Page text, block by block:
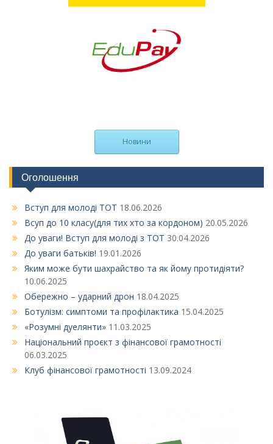
Новини
Оголошення
Вступ для молоді ТОТ 18.06.2026
Всуп до 10 класу(для тих хто за кордоном) 20.05.2026
До уваги! Вступ для молоді з ТОТ 30.04.2026
До уваги батьків! 19.01.2026
Яким може бути шахрайство та як йому протидіяти?
10.06.2025
Обережно – ударний дрон 18.04.2025
Ботулізм: симптоми та профілактика 15.04.2025
«Розумні дуелянти» 11.03.2025
Національний проєкт з фінансової грамотності
06.03.2025
Клуб фінансової грамотності 13.09.2024